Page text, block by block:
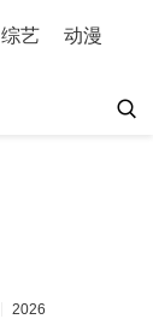
综艺 动漫
2026